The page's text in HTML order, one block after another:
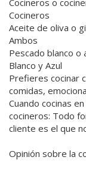
Cocineros o
Cocineros
Aceite de oliva o
Ambos
Pescado blanco o
Blanco y Azul
Prefieres cocinar
comidas,
Cuando cocinas
cocineros: Todo
cliente es el que
Opinión sobre la